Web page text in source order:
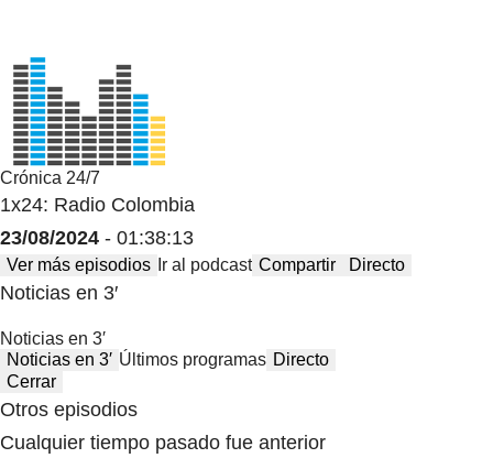
Crónica 24/7
1x24: Radio Colombia
23/08/2024 - 01:38:13
Ver más episodios Ir al podcast Compartir Directo
Noticias en 3′
Noticias en 3′
Noticias en 3′ Últimos programas Directo
Cerrar
Otros episodios
Cualquier tiempo pasado fue anterior